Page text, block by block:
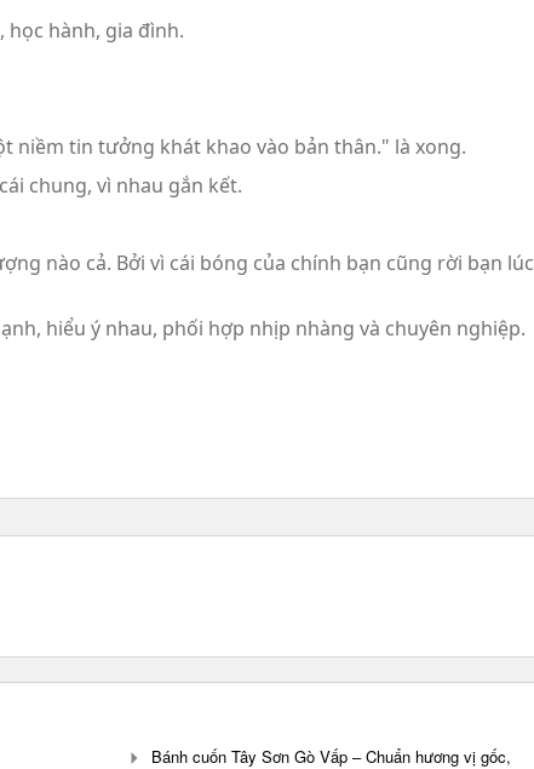
học hành, gia đình.
niềm tin tưởng khát khao vào bản thân." là xong.
chung, vì nhau gắn kết.
nào cả. Bởi vì cái bóng của chính bạn cũng rời bạn lúc
hiểu ý nhau, phối hợp nhịp nhàng và chuyên nghiệp.
Bánh cuốn Tây Sơn Gò Vấp – Chuẩn hương vị gốc,